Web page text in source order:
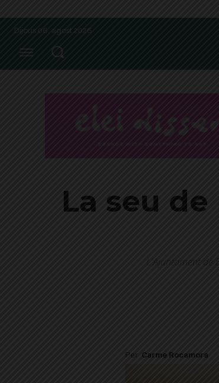
Dijous 06, agost 2026
La seu
L'Ajuntament de
Per Carme Rocamora